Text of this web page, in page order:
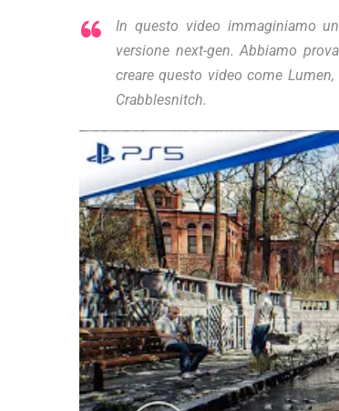
In questo video immaginiamo
versione next-gen. Abbiamo
creare questo video come
Crabblesnitch.